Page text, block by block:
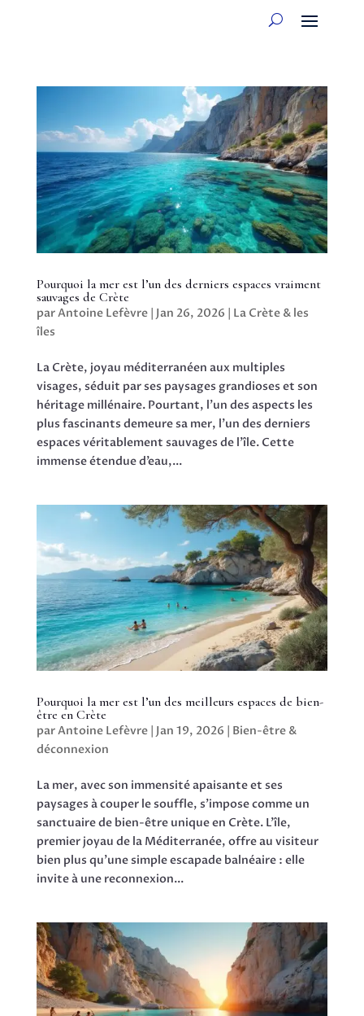
Pourquoi la mer est l’un des derniers espaces vraiment
sauvages de Crète
parAntoine Lefèvre| Jan 26, 2026 | La Crète & les
îles
La Crète, joyau méditerranéen aux multiples
visages, séduit par ses paysages grandioses et son
héritage millénaire. Pourtant, l’un des aspects les
plus fascinants demeure sa mer, l’un des derniers
espaces véritablement sauvages de l’île. Cette
immense étendue d’eau,...
Pourquoi la mer est l’un des meilleurs espaces de bien-
être en Crète
parAntoine Lefèvre| Jan 19, 2026
Bien-être &
déconnexion
La mer, avec son immensité apaisante et ses
paysages à couper le souffle, s’impose comme un
sanctuaire de bien-être unique en Crète. L’île,
premier joyau de la Méditerranée, offre au visiteur
bien plus qu’une simple escapade balnéaire : elle
invite à une reconnexion...